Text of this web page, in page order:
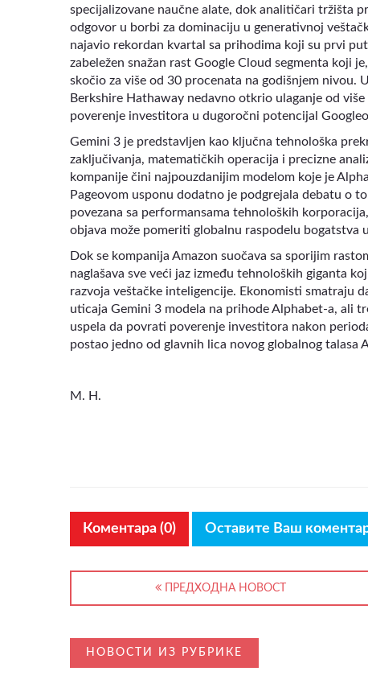
specijalizovane naučne alate, dok analitičari tržišta
odgovor u borbi za dominaciju u generativnoj
najavio rekordan kvartal sa prihodima koji su prvi
zabeležen snažan rast Google Cloud segmenta koji
skočio za više od 30 procenata na godišnjem
Berkshire Hathaway nedavno otkrio ulaganje od
poverenje investitora u dugoročni potencijal
Gemini 3 je predstavljen kao ključna tehnološka
zaključivanja, matematičkih operacija i precizne
kompanije čini najpouzdanijim modelom koje je
Pageovom usponu dodatno je podgrejala debatu o
povezana sa performansama tehnoloških
objava može pomeriti globalnu raspodelu bogatstva
Dok se kompanija Amazon suočava sa sporijim
naglašava sve veći jaz između tehnoloških giganta
razvoja veštačke inteligencije. Ekonomisti smatraju
uticaja Gemini 3 modela na prihode Alphabet-a, ali
uspela da povrati poverenje investitora nakon
postao jedno od glavnih lica novog globalnog talasa
M. H.
Коментара (0) Оставите Ваш
ПРЕДХОДНА НОВОСТ
НОВОСТИ ИЗ РУБРИКЕ